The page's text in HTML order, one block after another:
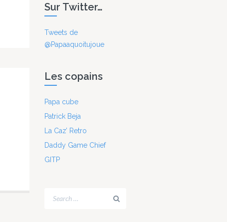
Sur Twitter…
Tweets de
@Papaaquoitujoue
Les copains
Papa cube
Patrick Beja
La Caz’ Retro
Daddy Game Chief
GITP